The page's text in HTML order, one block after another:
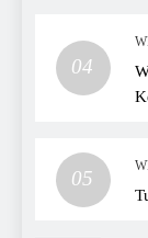
04
05